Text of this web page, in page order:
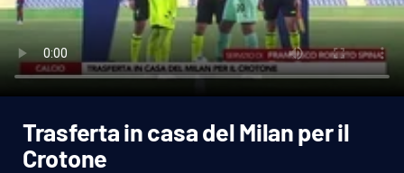
Attualità
Economia e lavoro
Italia Mondo
Trasferta in casa del Milan per il
Crotone